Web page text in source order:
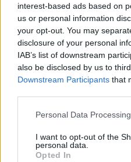
interest-based ads based on
us or personal information
your opt-out. You may
disclosure of your personal
IAB’s list of downstream
also be disclosed by us to
Downstream Participants that
Personal Data
I want to opt-out of the
personal data.
Opted In
Meddig